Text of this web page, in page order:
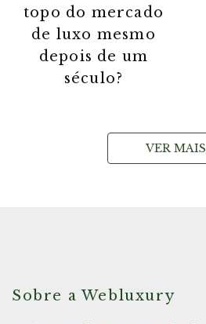
topo do mercado
de luxo mesmo
depois de um
século?
VER MAIS
Sobre a Webluxury